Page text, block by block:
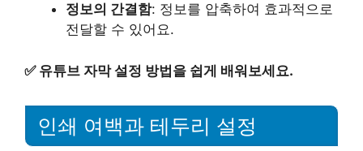
정보의 간결함: 정보를 압축하여 효과적으로
전달할 수 있어요.
✅ 유튜브 자막 설정 방법을 쉽게 배워보세요.
인쇄 여백과 테두리 설정